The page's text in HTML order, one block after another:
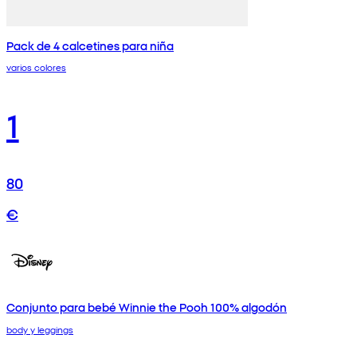
Pack de 4 calcetines para niña
varios colores
1
80
€
Conjunto para bebé Winnie the Pooh 100% algodón
body y leggings